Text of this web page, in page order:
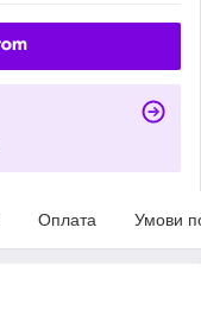
Оплата Умови